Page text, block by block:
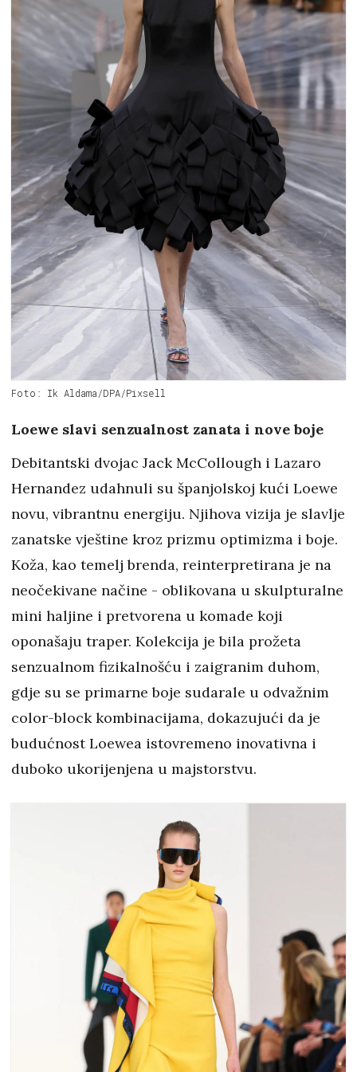
Foto: Ik Aldama/DPA/Pixsell
Loewe slavi senzualnost zanata i nove boje
Debitantski dvojac Jack McCollough i Lazaro
Hernandez udahnuli su španjolskoj kući Loewe
novu, vibrantnu energiju. Njihova vizija je slavlje
zanatske vještine kroz prizmu optimizma i boje.
Koža, kao temelj brenda, reinterpretirana je na
neočekivane načine - oblikovana u skulpturalne
mini haljine i pretvorena u komade koji
oponašaju traper. Kolekcija je bila prožeta
senzualnom fizikalnošću i zaigranim duhom,
gdje su se primarne boje sudarale u odvažnim
color-block kombinacijama, dokazujući da je
budućnost Loewea istovremeno inovativna i
duboko ukorijenjena u majstorstvu.